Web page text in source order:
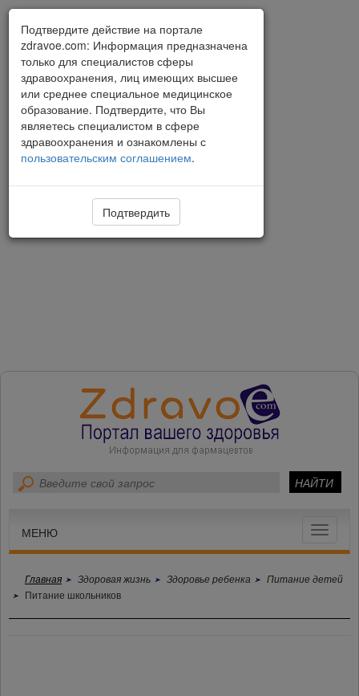
Toggle
МЕНЮ
Главная Здоровая жизнь Здоровье ребенка
Питание детей
Питание школьников
Подтвердите действие на портале
zdravoe.com: Информация предназначена
только для специалистов сферы
здравоохранения, лиц имеющих высшее
или среднее специальное медицинское
образование. Подтвердите, что Вы
являетесь специалистом в сфере
здравоохранения и ознакомлены с
пользовательским соглашением.
Подтвердить